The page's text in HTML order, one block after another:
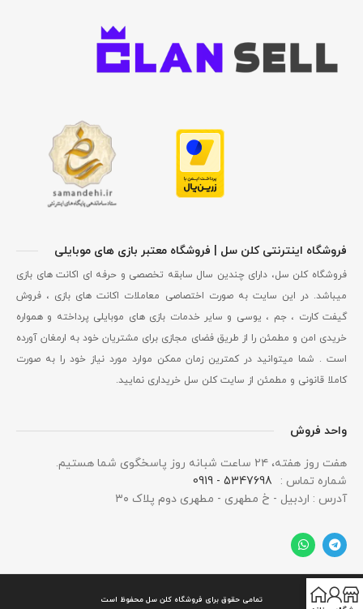
فروشگاه اینترنتی کلن سل | فروشگاه معتبر بازی های موبایلی
فروشگاه کلن سل، دارای چندین سال سابقه تخصصی و حرفه ای اکانت های بازی
میباشد. در این سایت به صورت اختصاصی معاملات اکانت های بازی ، فروش
گیفت کارت ، جم ، یوسی و سایر خدمات بازی های موبایلی پرداخته و همواره
خریدی امن و مطمئن را از طریق فضای مجازی برای مشتریان خود به ارمغان آورده
است . شما میتوانید در کمترین زمان ممکن موارد مورد نیاز خود را به صورت
کاملا قانونی و مطمئن از سایت کلن سل خریداری نمایید.
واحد فروش
هفت روز هفته، ۲۴ ساعت شبانه‌ روز پاسخگوی شما هستیم.
شماره تماس :
5347698 - 0919
آدرس : اردبیل - خ مطهری - مطهری دوم پلاک ۳۰
تمامی حقوق برای فروشگاه کلن سل محفوظ است